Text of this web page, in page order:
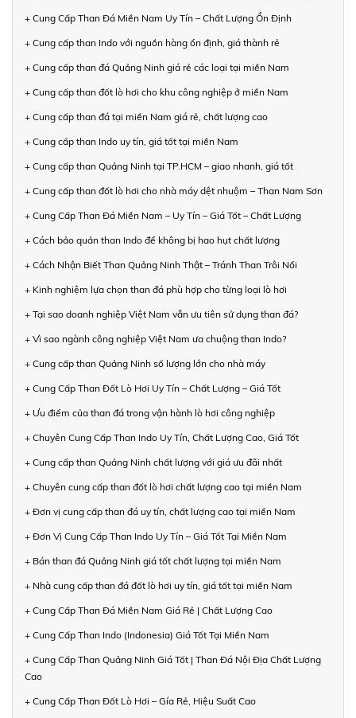
+ Cung Cấp Than Đá Miền Nam Uy Tín – Chất Lượng Ổn Định
+ Cung cấp than Indo với nguồn hàng ổn định, giá thành rẻ
+ Cung cấp than đá Quảng Ninh giá rẻ các loại tại miền Nam
+ Cung cấp than đốt lò hơi cho khu công nghiệp ở miền Nam
+ Cung cấp than đá tại miền Nam giá rẻ, chất lượng cao
+ Cung cấp than Indo uy tín, giá tốt tại miền Nam
+ Cung cấp than Quảng Ninh tại TP.HCM – giao nhanh, giá tốt
+ Cung cấp than đốt lò hơi cho nhà máy dệt nhuộm – Than Nam Sơn
+ Cung Cấp Than Đá Miền Nam – Uy Tín – Giá Tốt – Chất Lượng
+ Cách bảo quản than Indo để không bị hao hụt chất lượng
+ Cách Nhận Biết Than Quảng Ninh Thật – Tránh Than Trôi Nổi
+ Kinh nghiệm lựa chọn than đá phù hợp cho từng loại lò hơi
+ Tại sao doanh nghiệp Việt Nam vẫn ưu tiên sử dụng than đá?
+ Vì sao ngành công nghiệp Việt Nam ưa chuộng than Indo?
+ Cung cấp than Quảng Ninh số lượng lớn cho nhà máy
+ Cung Cấp Than Đốt Lò Hơi Uy Tín – Chất Lượng – Giá Tốt
+ Ưu điểm của than đá trong vận hành lò hơi công nghiệp
+ Chuyên Cung Cấp Than Indo Uy Tín, Chất Lượng Cao, Giá Tốt
+ Cung cấp than Quảng Ninh chất lượng với giá ưu đãi nhất
+ Chuyên cung cấp than đốt lò hơi chất lượng cao tại miền Nam
+ Đơn vị cung cấp than đá uy tín, chất lượng cao tại miền Nam
+ Đơn Vị Cung Cấp Than Indo Uy Tín – Giá Tốt Tại Miền Nam
+ Bán than đá Quảng Ninh giá tốt chất lượng tại miền Nam
+ Nhà cung cấp than đá đốt lò hơi uy tín, giá tốt tại miền Nam
+ Cung Cấp Than Đá Miền Nam Giá Rẻ | Chất Lượng Cao
+ Cung Cấp Than Indo (Indonesia) Giá Tốt Tại Miền Nam
+ Cung Cấp Than Quảng Ninh Giá Tốt | Than Đá Nội Địa Chất Lượng
Cao
+ Cung Cấp Than Đốt Lò Hơi – Gía Rẻ, Hiệu Suất Cao